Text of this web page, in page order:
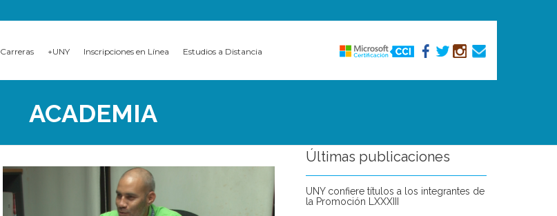
Carreras +UNY Inscripciones en Línea Estudios a Distancia
ACADEMIA
Últimas publicaciones
UNY confiere títulos a los integrantes de
la Promoción LXXXIII